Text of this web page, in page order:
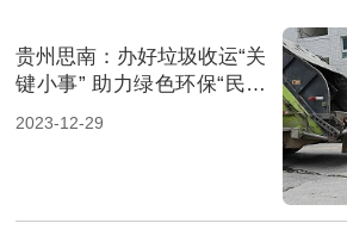
贵州思南：办好垃圾收运“关
键小事” 助力绿色环保“民生
大事”
2023-12-29